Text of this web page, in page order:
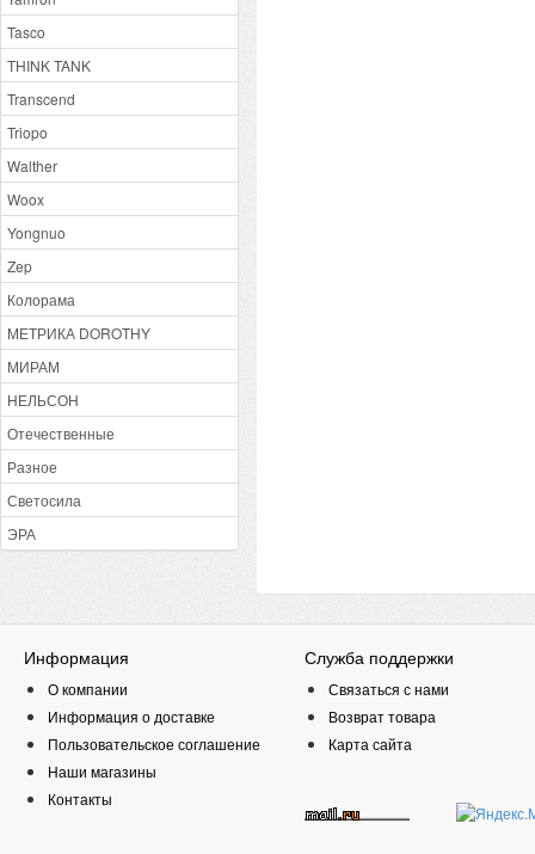
Tasco
THINK TANK
Transcend
Triopo
Walther
Woox
Yongnuo
Zep
Колорама
МЕТРИКА DOROTHY
МИРАМ
НЕЛЬСОН
Отечественные
Разное
Светосила
ЭРА
Информация
О компании
Информация о доставке
Пользовательское соглашение
Наши магазины
Контакты
Служба поддержки
Связаться с нами
Возврат товара
Карта сайта